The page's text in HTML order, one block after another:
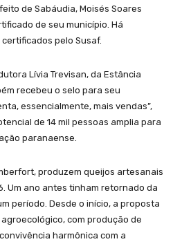
de Sabáudia, Moisés Soares
de seu município. Há
pelo Susaf.
Lívia Trevisan, da Estância
recebeu o selo para seu
essencialmente, mais vendas”,
de 14 mil pessoas amplia para
paranaense.
produzem queijos artesanais
Um ano antes tinham retornado da
período. Desde o início, a proposta
com produção de
harmônica com a